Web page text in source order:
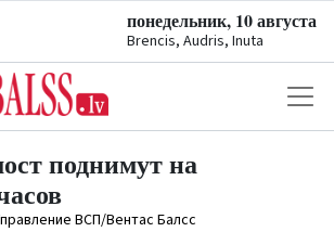
понедельник, 10 августа
Brencis, Audris, Inuta
поднимут на
ВСП/Вентас Балсс